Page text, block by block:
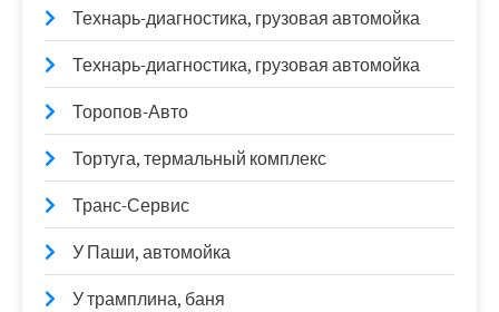
Технарь-диагностика, грузовая автомойка
Технарь-диагностика, грузовая автомойка
Торопов-Авто
Тортуга, термальный комплекс
Транс-Сервис
У Паши, автомойка
У трамплина, баня